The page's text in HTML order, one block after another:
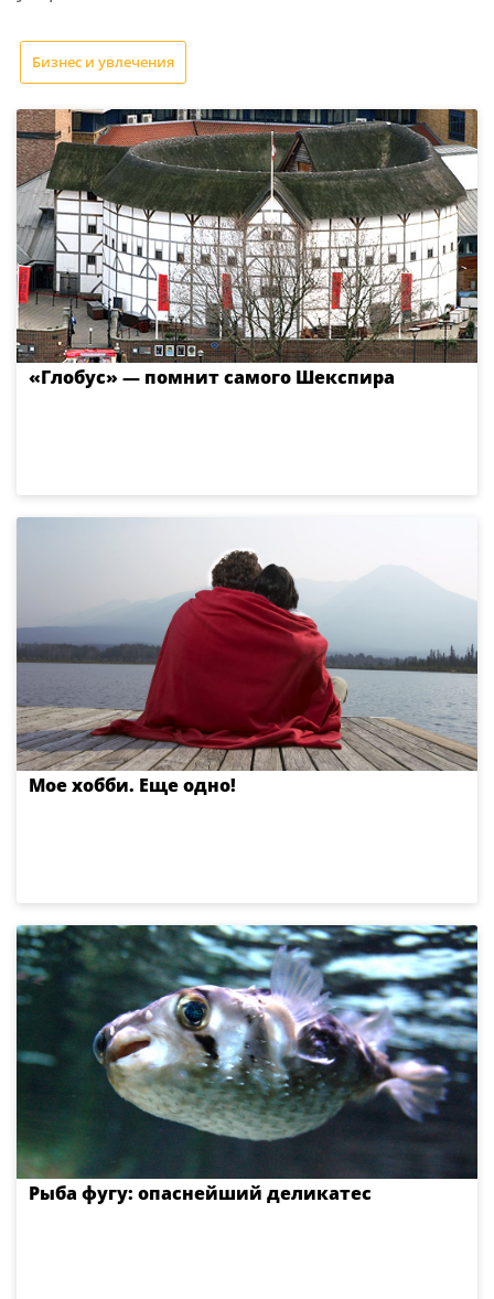
Бизнес и увлечения
«Глобус» — помнит самого Шекспира
Мое хобби. Еще одно!
Рыба фугу: опаснейший деликатес